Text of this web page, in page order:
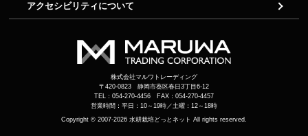
アクセシビリティについて
株式会社マルワトレーディング
〒420-0823 静岡市葵区春日3丁目6-12
TEL：054-270-4456 FAX：054-270-4457
営業時間：平日：10～19時／土曜：12～18時
Copyright © 2007-2026 水耕栽培どっとネット All rights reserved.